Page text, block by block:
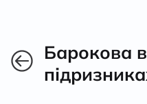
Барокова